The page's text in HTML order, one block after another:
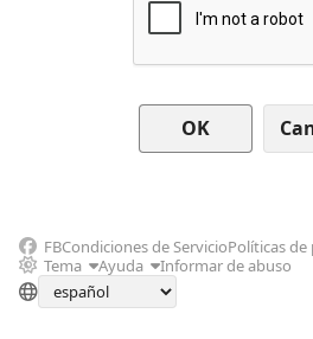
FBCondiciones de ServicioPolíticas de
Tema
Ayuda Informar de abuso